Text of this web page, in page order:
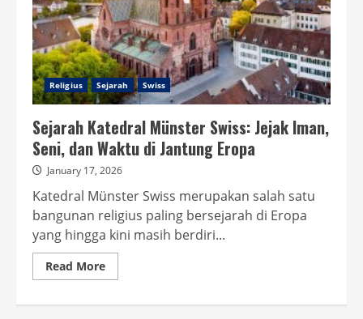
Religius Sejarah Swiss
Sejarah Katedral Münster Swiss: Jejak Iman,
Seni, dan Waktu di Jantung Eropa
January 17, 2026
Katedral Münster Swiss merupakan salah satu
bangunan religius paling bersejarah di Eropa
yang hingga kini masih berdiri...
Read MoreRead
more